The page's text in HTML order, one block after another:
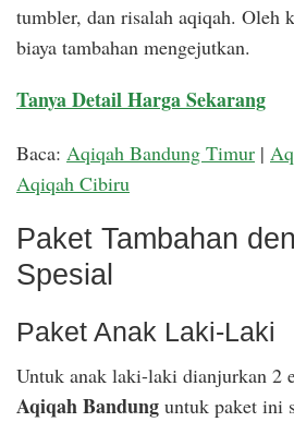
tumbler, dan risalah aqiqah. Oleh
biaya tambahan mengejutkan.
Tanya Detail Harga Sekarang
Baca: Aqiqah Bandung Timur |
Aqiqah Cibiru
Paket Tambahan
Spesial
Paket Anak Laki-Laki
Untuk anak laki-laki dianjurkan 2
Aqiqah Bandung untuk paket ini